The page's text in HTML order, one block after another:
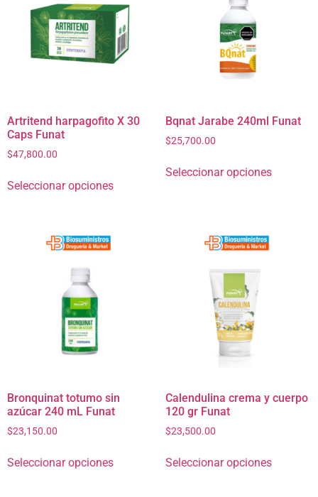
Artritend harpagofito X 30
Caps Funat
$47,800.00
Seleccionar opciones
Bqnat Jarabe 240ml Funat
$25,700.00
Seleccionar opciones
Bronquinat totumo sin
azúcar 240 mL Funat
$23,150.00
Seleccionar opciones
Calendulina crema y cuerpo
120 gr Funat
$23,500.00
Seleccionar opciones